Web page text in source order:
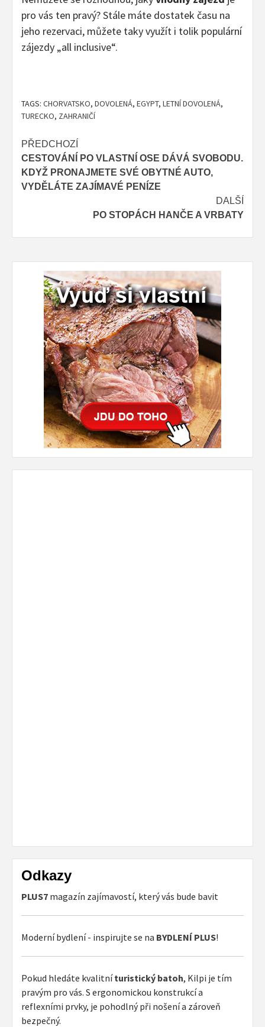
pro vás ten pravý? Stále máte dostatek času na
jeho rezervaci, můžete taky využít i tolik populární
zájezdy „all inclusive“.
TAGS: CHORVATSKO, DOVOLENÁ, EGYPT, LETNÍ DOVOLENÁ,
TURECKO, ZAHRANIČÍ
Post
navigation
PŘEDCHOZÍ
CESTOVÁNÍ PO VLASTNÍ OSE DÁVÁ SVOBODU.
KDYŽ PRONAJMETE SVÉ OBYTNÉ AUTO,
VYDĚLÁTE ZAJÍMAVÉ PENÍZE
DALŠÍ
PO STOPÁCH HANČE A VRBATY
Odkazy
PLUS7 magazín zajímavostí, který vás bude bavit
Moderní bydlení - inspirujte se na BYDLENÍ PLUS!
Pokud hledáte kvalitníturistický batoh, Kilpi je tím
pravým pro vás. S ergonomickou konstrukcí a
reflexními prvky, je pohodlný při nošení a zároveň
bezpečný.